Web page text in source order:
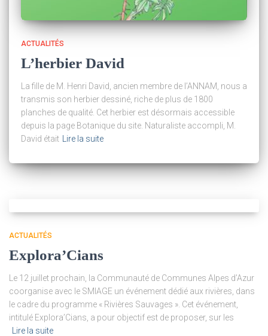
ACTUALITÉS
L’herbier David
La fille de M. Henri David, ancien membre de l’ANNAM, nous a
transmis son herbier dessiné, riche de plus de 1800
planches de qualité. Cet herbier est désormais accessible
depuis la page Botanique du site. Naturaliste accompli, M.
David était
Lire la suite
ACTUALITÉS
Explora’Cians
Le 12 juillet prochain, la Communauté de Communes Alpes d’Azur
coorganise avec le SMIAGE un événement dédié aux rivières, dans
le cadre du programme « Rivières Sauvages ». Cet événement,
intitulé Explora’Cians, a pour objectif est de proposer, sur les
Lire la suite